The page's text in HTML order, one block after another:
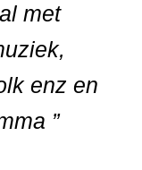
met
enz en
”